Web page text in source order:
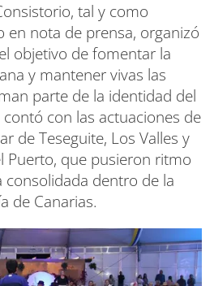
tal y como
en nota de prensa, organizó
objetivo de fomentar la
y mantener vivas las
parte de la identidad del
con las actuaciones de
de Teseguite, Los Valles y
Puerto, que pusieron ritmo
consolidada dentro de la
de Canarias.